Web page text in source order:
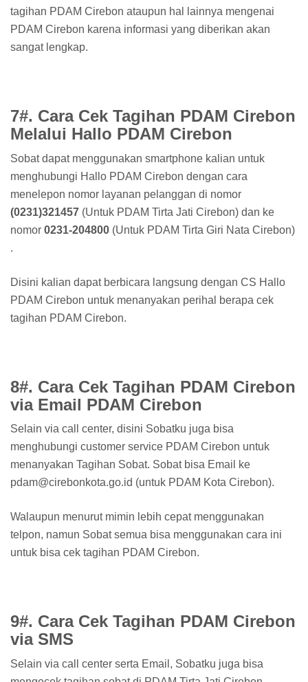
tagihan PDAM Cirebon ataupun hal lainnya mengenai
PDAM Cirebon karena informasi yang diberikan akan
sangat lengkap.
7#. Cara Cek Tagihan PDAM Cirebon
Melalui Hallo PDAM Cirebon
Sobat dapat menggunakan smartphone kalian untuk
menghubungi Hallo PDAM Cirebon dengan cara
menelepon nomor layanan pelanggan di nomor
(0231)321457 (Untuk PDAM Tirta Jati Cirebon) dan ke
nomor 0231-204800 (Untuk PDAM Tirta Giri Nata Cirebon)
.
Disini kalian dapat berbicara langsung dengan CS Hallo
PDAM Cirebon untuk menanyakan perihal berapa cek
tagihan PDAM Cirebon.
8#. Cara Cek Tagihan PDAM Cirebon
via Email PDAM Cirebon
Selain via call center, disini Sobatku juga bisa
menghubungi customer service PDAM Cirebon untuk
menanyakan Tagihan Sobat. Sobat bisa Email ke
pdam@cirebonkota.go.id (untuk PDAM Kota Cirebon).
Walaupun menurut mimin lebih cepat menggunakan
telpon, namun Sobat semua bisa menggunakan cara ini
untuk bisa cek tagihan PDAM Cirebon.
9#. Cara Cek Tagihan PDAM Cirebon
via SMS
Selain via call center serta Email, Sobatku juga bisa